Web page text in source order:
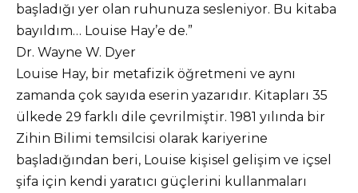
başladığı yer olan ruhunuza sesleniyor. Bu kitaba
bayıldım… Louise Hay’e de.”
Dr. Wayne W. Dyer
Louise Hay, bir metafizik öğretmeni ve aynı
zamanda çok sayıda eserin yazarıdır. Kitapları 35
ülkede 29 farklı dile çevrilmiştir. 1981 yılında bir
Zihin Bilimi temsilcisi olarak kariyerine
başladığından beri, Louise kişisel gelişim ve içsel
şifa için kendi yaratıcı güçlerini kullanmaları